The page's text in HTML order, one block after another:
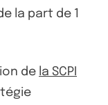
la part de 1
de la SCPI